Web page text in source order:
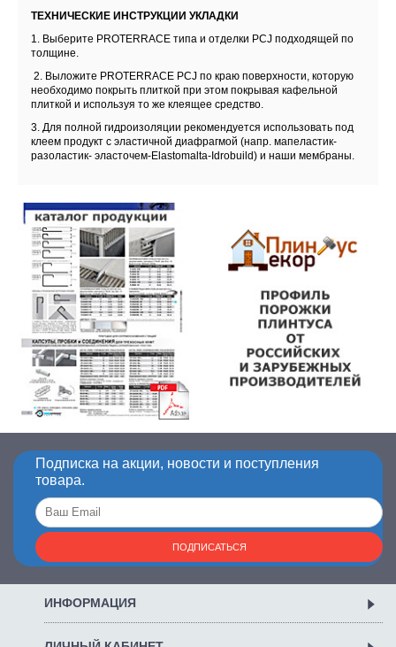
ТЕХНИЧЕСКИЕ ИНСТРУКЦИИ УКЛАДКИ
1. Выберите PROTERRACE типа и отделки PCJ подходящей по
толщине.
2. Выложите PROTERRACE PCJ по краю поверхности, которую
необходимо покрыть плиткой при этом покрывая кафельной
плиткой и используя то же клеящее средство.
3. Для полной гидроизоляции рекомендуется использовать под
клеем продукт с эластичной диафрагмой (напр. мапеластик-
разоластик- эласточем-Elastomalta-Idrobuild) и наши мембраны.
Подписка на акции, новости и поступления
товара.
ПОДПИСАТЬСЯ
ИНФОРМАЦИЯ